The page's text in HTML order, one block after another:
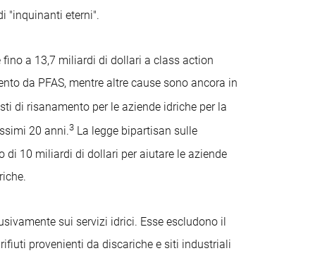
"inquinanti eterni".
a 13,7 miliardi di dollari a class action
da PFAS, mentre altre cause sono ancora in
di risanamento per le aziende idriche per la
20 anni.3 La legge bipartisan sulle
di 10 miliardi di dollari per aiutare le aziende
sui servizi idrici. Esse escludono il
provenienti da discariche e siti industriali